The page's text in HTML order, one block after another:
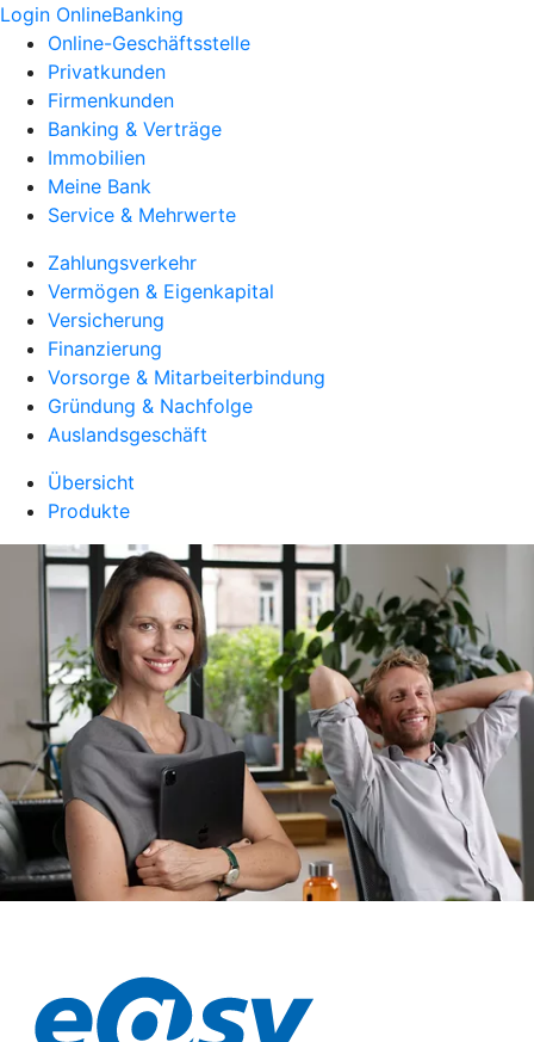
Login OnlineBanking
Online-Geschäftsstelle
Privatkunden
Firmenkunden
Banking & Verträge
Immobilien
Meine Bank
Service & Mehrwerte
Zahlungsverkehr
Vermögen & Eigenkapital
Versicherung
Finanzierung
Vorsorge & Mitarbeiterbindung
Gründung & Nachfolge
Auslandsgeschäft
Übersicht
Produkte